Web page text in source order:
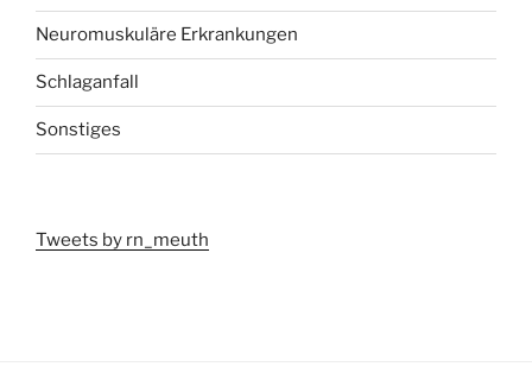
Neuromuskuläre Erkrankungen
Schlaganfall
Sonstiges
Tweets by rn_meuth